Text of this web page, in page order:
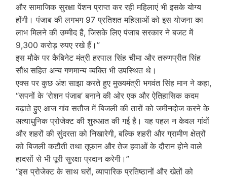
और सामाजिक सुरक्षा पेंशन प्राप्त कर रही महिलाएं भी इसके योग्य
होंगी। पंजाब की लगभग 97 प्रतिशत महिलाओं को इस योजना का
लाभ मिलने की उम्मीद है, जिसके लिए पंजाब सरकार ने बजट में
9,300 करोड़ रुपए रखे हैं।”
इस मौके पर कैबिनेट मंत्री हरपाल सिंह चीमा और तरुणप्रीत सिंह
सौंध सहित अन्य गणमान्य व्यक्ति भी उपस्थित थे।
एक्स पर कुछ अंश साझा करते हुए मुख्यमंत्री भगवंत सिंह मान ने कहा,
“सपनों के ‘रोशन पंजाब’ बनाने की ओर एक और ऐतिहासिक कदम
बढ़ाते हुए आज गांव सतौज में बिजली की तारों को जमीनदोज करने के
अत्याधुनिक प्रोजेक्ट की शुरुआत की गई है। यह पहल न केवल गांवों
और शहरों की सुंदरता को निखारेगी, बल्कि शहरी और ग्रामीण क्षेत्रों
को बिजली कटौती तथा तूफान और तेज हवाओं के दौरान होने वाले
हादसों से भी पूरी सुरक्षा प्रदान करेगी।”
“इस प्रोजेक्ट के साथ घरों, व्यापारिक प्रतिष्ठानों और खेतों को